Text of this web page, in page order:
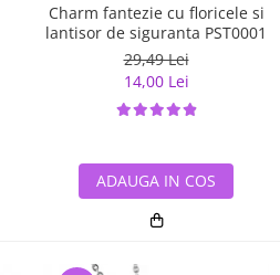
Charm fantezie cu floricele si
lantisor de siguranta PST0001
29,49 Lei
14,00 Lei
ADAUGA IN COS